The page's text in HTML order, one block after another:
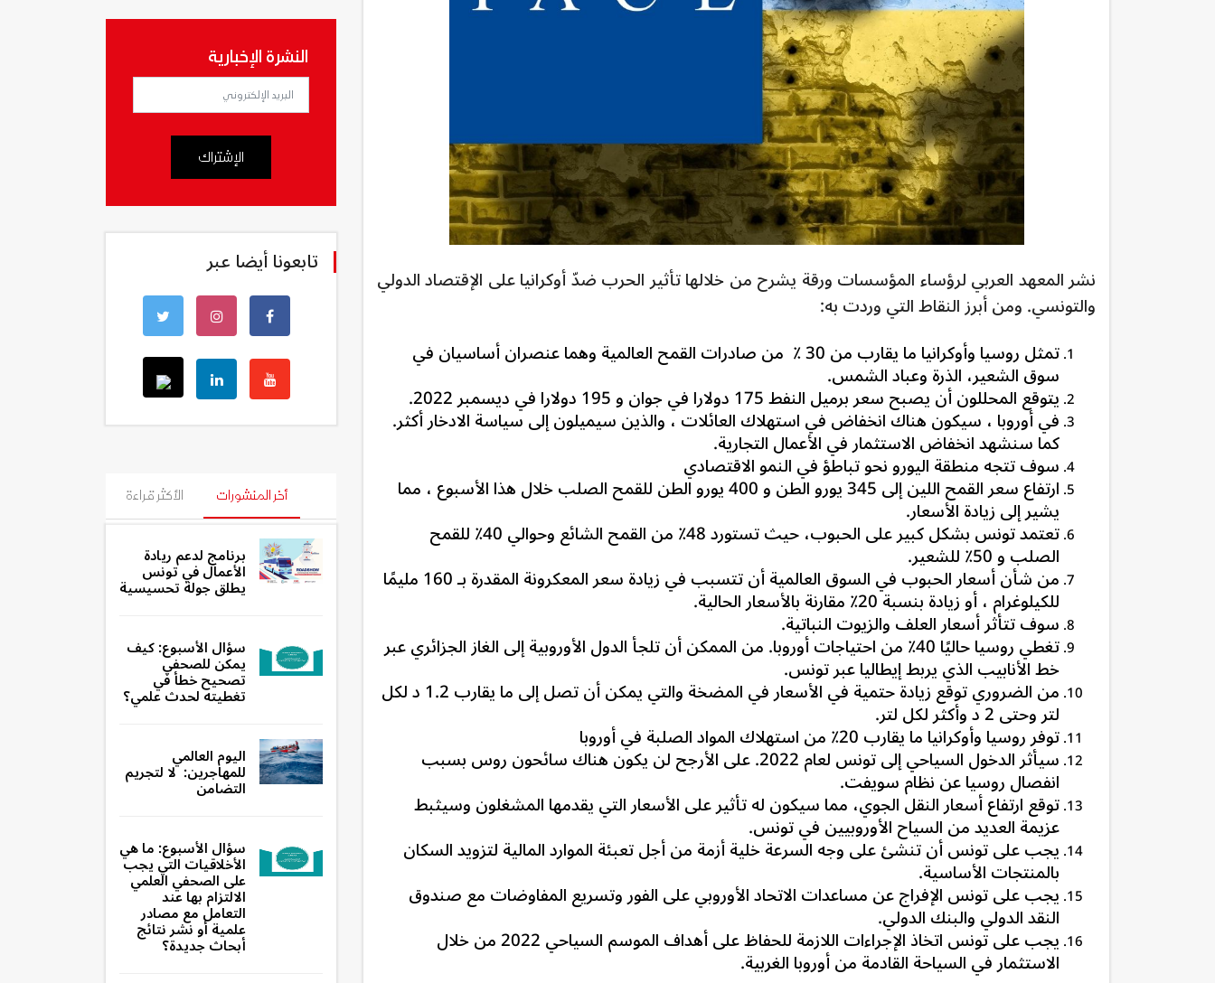
نشرالمعهد العربي لرؤساء المؤسسات ورقة يشرح من خلالها تأثير الحرب ضدّ أوكرانيا على الإقتصاد الدولي
والتونسي. ومن أبرز النقاط التي وردت به:
تمثل روسيا وأوكرانيا ما يقارب من 30 ٪
من صادرات القمح العالمية وهما عنصران أساسيان في
سوق الشعير، الذرة وعباد الشمس.
يتوقع المحللونأن يصبح سعر برميل النفط 175 دولارا في جوان و 195 دولارا في ديسمبر 2022.
في أوروبا ، سيكون هناك انخفاض في استهلاك العائلات ، والذين سيميلون إلى سياسة الادخار أكثر.
كما سنشهد انخفاض الاستثمار في الأعمال التجارية.
سوف تتجه منطقة اليورو نحو تباطؤ في النمو الاقتصادي
ارتفاع سعر القمح اللين إلى 345 يورو الطن و 400 يورو الطن للقمح الصلب خلال هذا الأسبوع ، مما
يشير إلى زيادة الأسعار.
تعتمد تونس بشكل كبير على الحبوب، حيث تستورد 48٪ من القمح الشائع وحوالي 40٪ للقمح
الصلب و 50٪ للشعير.
من شأن أسعار الحبوب في السوق العالمية أن تتسبب في زيادة سعر المعكرونة المقدرة بـ 160 مليمًا
للكيلوغرام ، أو زيادة بنسبة 20٪ مقارنة بالأسعار الحالية.
سوف تتأثر أسعار العلف والزيوت النباتية.
تغطي روسيا حاليًا 40٪ من احتياجات أوروبا. من الممكن أن تلجأ الدول الأوروبية إلى الغاز الجزائري عبر
خط الأنابيب الذي يربط إيطاليا عبر تونس.
من الضروري توقع زيادة حتمية في الأسعار في المضخة والتي يمكن أن تصل إلى ما يقارب 1.2 د لكل
لتر وحتى 2 د وأكثر لكل لتر.
توفر روسيا وأوكرانيا ما يقارب 20٪ من استهلاك المواد الصلبة في أوروبا
سيأثر الدخول السياحي إلى تونس لعام 2022. على الأرجح لن يكون هناك سائحون روس بسبب
انفصال روسيا عن نظام سويفت.
توقع ارتفاع أسعار النقل الجوي، مما سيكون له تأثير على الأسعار التي يقدمها المشغلون وسيثبط
عزيمة العديد من السياح الأوروبيين في تونس.
يجب على تونس أن تنشئ على وجه السرعة خلية أزمة من أجل تعبئة الموارد المالية لتزويد السكان
بالمنتجات الأساسية.
يجب على تونس الإفراج عن مساعدات الاتحاد الأوروبي على الفوروتسريع المفاوضات مع صندوق
النقد الدولي والبنك الدولي.
يجب على تونس اتخاذ الإجراءات اللازمة للحفاظ على أهداف الموسم السياحي 2022 من خلال
الاستثمار في السياحة القادمة من أوروبا الغربية.
النشرة الإخبارية
الإشتراك
تابعونا أيضا عبر
أخر المنشورات الأكثر قراءة
برنامج لدعم ريادة
الأعمال في تونس
يطلق جولة تحسيسية
سؤال الأسبوع: كيف
يمكن للصحفي
تصحيح خطأ في
تغطيته لحدث علمي؟
اليوم العالمي
للمهاجرين: لا لتجريم
التضامن
سؤال الأسبوع: ما هي
الأخلاقيات التي يجب
على الصحفي العلمي
الالتزام بها عند
التعامل مع مصادر
علمية أو نشر نتائج
أبحاث جديدة؟